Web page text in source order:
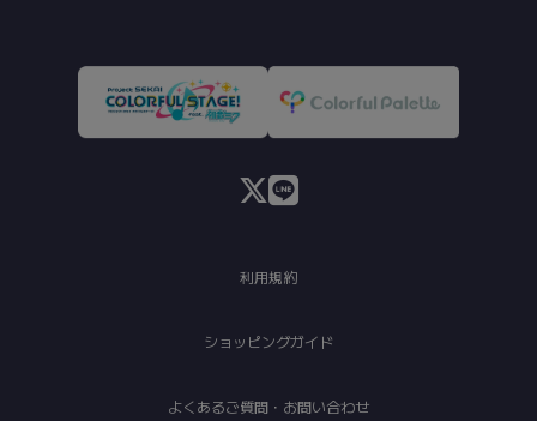
利用規約
ショッピングガイド
よくあるご質問・お問い合わせ